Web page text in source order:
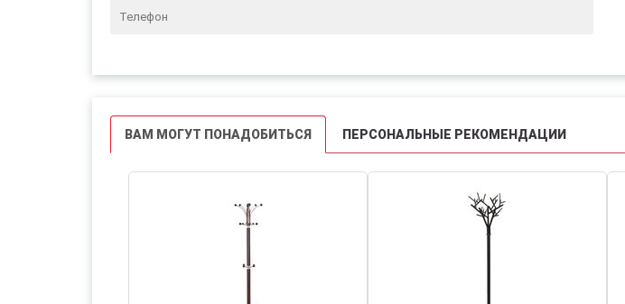
ВАМ МОГУТ ПОНАДОБИТЬСЯ ПЕРСОНАЛЬНЫЕ РЕКОМЕНДАЦИИ